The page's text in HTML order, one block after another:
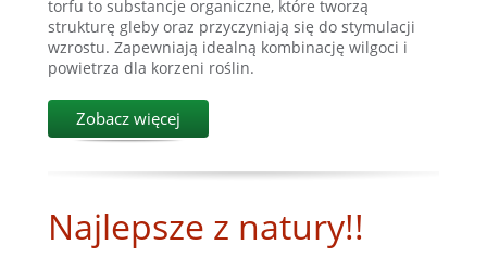
torfu to substancje organiczne, które tworzą
strukturę gleby oraz przyczyniają się do stymulacji
wzrostu. Zapewniają idealną kombinację wilgoci i
powietrza dla korzeni roślin.
Zobacz więcej
Najlepsze z natury!!